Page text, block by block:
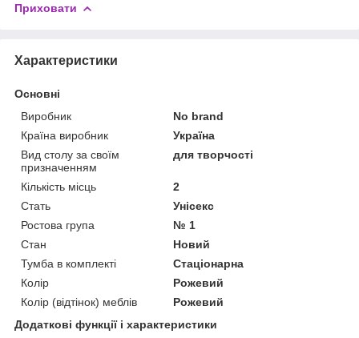
Приховати
Характеристики
Основні
Виробник
No brand
Країна виробник
Україна
Вид столу за своїм
призначенням
для творчості
Кількість місць
2
Стать
Унісекс
Ростова група
№ 1
Стан
Новий
Тумба в комплекті
Стаціонарна
Колір
Рожевий
Колір (відтінок) меблів
Рожевий
Додаткові функції і характеристики